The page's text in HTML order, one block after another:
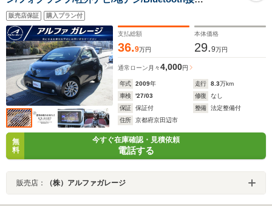
続/USB/ETC/ディスチャージヘッドライト/フォグLED/ス
テアリングスイッチ/ウインカー付きドアミラー/
販売店保証 購入プラン付
支払総額
36.9万円
本体価格
29.9万円
通常ローン 月々4,000円
年式 2009年 走行 8.3万km
車検
'27/03 修復
なし
保証
保証付 整備
法定整備付
住所
京都府京田辺市
無
料
今すぐ在庫確認・見積依頼
電話する
販売店： （株）アルファガレージ